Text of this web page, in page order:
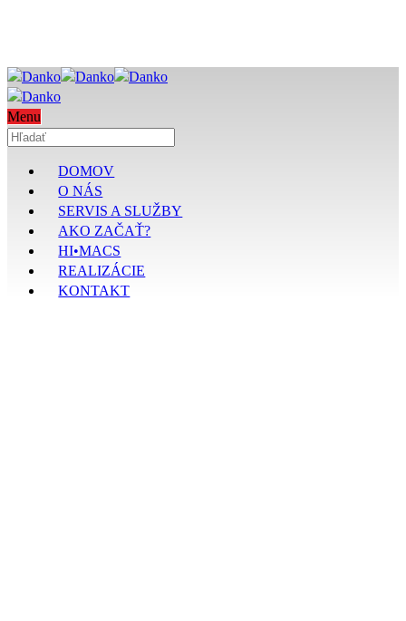
Menu
DOMOV
O NÁS
SERVIS A SLUŽBY
AKO ZAČAŤ?
HI•MACS
REALIZÁCIE
KONTAKT